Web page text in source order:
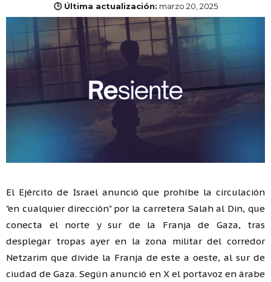
🕒 Última actualización: marzo 20, 2025
El Ejército de Israel anunció que prohíbe la circulación
"en cualquier dirección" por la carretera Salah al Din, que
conecta el norte y sur de la Franja de Gaza, tras
desplegar tropas ayer en la zona militar del corredor
Netzarim que divide la Franja de este a oeste, al sur de
ciudad de Gaza. Según anunció en X el portavoz en árabe